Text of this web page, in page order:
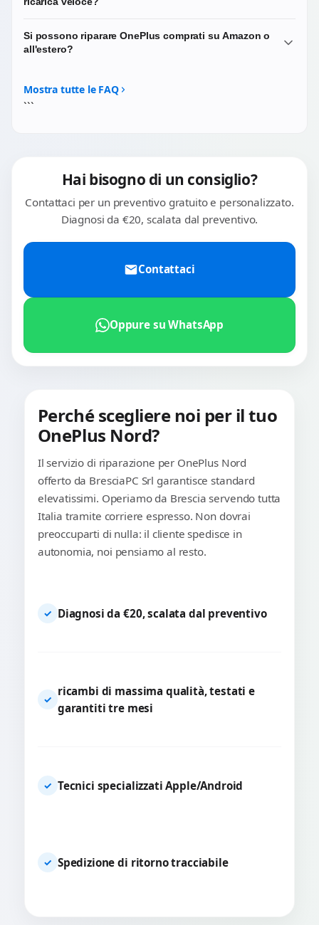
del ricambio specifico, soprattutto per display interno e
protocolli SuperVOOC per non degradare le prestazioni di
ricarica originali.
Si possono riparare OnePlus comprati su Amazon o
all'estero?
acquistato. Le riparazioni che eseguiamo sono
indipendenti dalla garanzia originale di acquisto.
Mostra tutte le FAQ
```
Hai bisogno di un consiglio?
Contattaci per un preventivo gratuito e personalizzato.
Diagnosi da €20, scalata dal preventivo.
Contattaci
Oppure su WhatsApp
Perché scegliere noi per il tuo
OnePlus Nord?
Il servizio di riparazione per OnePlus Nord
offerto da BresciaPC Srl garantisce standard
elevatissimi. Operiamo da Brescia servendo tutta
Italia tramite corriere espresso. Non dovrai
preoccuparti di nulla: il cliente spedisce in
autonomia, noi pensiamo al resto.
✓ Diagnosi da €20, scalata dal preventivo
✓
ricambi di massima qualità, testati e
garantiti tre mesi
✓ Tecnici specializzati Apple/Android
✓ Spedizione di ritorno tracciabile